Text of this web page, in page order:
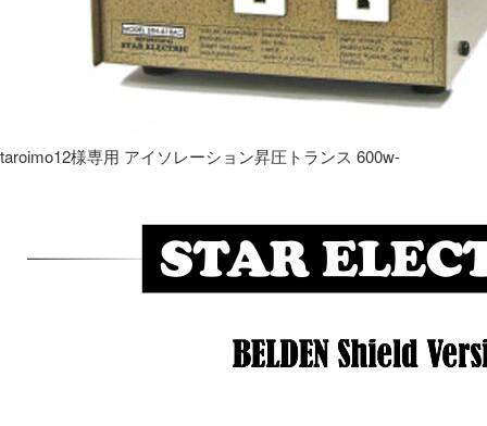
taroimo12様専用 アイソレーション昇圧トランス 600w-